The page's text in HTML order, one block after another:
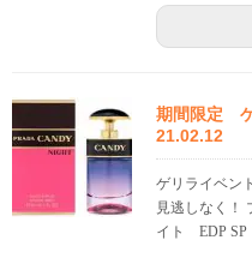
期間限定
21.02.12
ゲリライベン
見逃しなく
イト EDP